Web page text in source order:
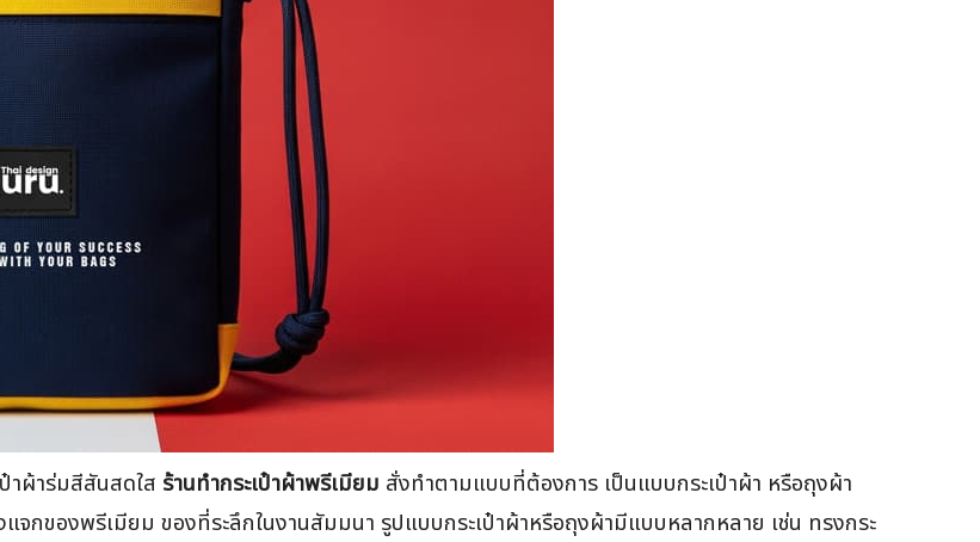
าผ้าร่มสีสันสดใส ร้านทำกระเป๋าผ้าพรีเมียม สั่งทำตามแบบที่ต้องการ เป็นแบบกระเป๋าผ้า หรือถุงผ้า
จกของพรีเมียม ของที่ระลึกในงานสัมมนา รูปแบบกระเป๋าผ้าหรือถุงผ้ามีแบบหลากหลาย เช่น ทรงกระ